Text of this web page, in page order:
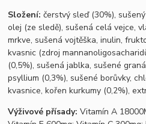
Složení:čerstvý sleď (30%),
olej (ze sledě), sušená celá vejce,
mrkve, sušená vojtěška, inulin,
kvasnic (zdroj
(0,5%), sušená jablka, sušené
psyllium (0,3%), sušené borůvky,
kvasnice, kořen kurkumy (0,2%),
Výživové přísady: Vitamín A